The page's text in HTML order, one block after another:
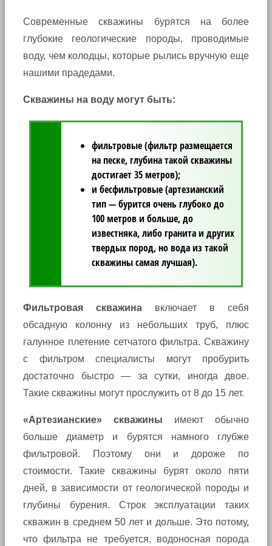
Современные скважины бурятся на более
глубокие геологические породы, проводимые
воду, чем колодцы, которые рылись вручную еще
нашими прадедами.
Скважины на воду могут быть:
фильтровые (фильтр размещается
на песке, глубина такой скважины
достигает 35 метров);
и бесфильтровые (артезианский
тип — бурится очень глубоко до
100 метров и больше, до
известняка, либо гранита и других
твердых пород, но вода из такой
скважины самая лучшая).
Фильтровая скважина включает в себя
обсадную колонну из небольших труб, плюс
галунное плетение сетчатого фильтра. Скважину
с фильтром специалисты могут пробурить
достаточно быстро — за сутки, иногда двое.
Такие скважины могут прослужить от 8 до 15 лет.
«Артезианские» скважины имеют обычно
больше диаметр и бурятся намного глубже
фильтровой. Поэтому они и дороже по
стоимости. Такие скважины бурят около пяти
дней, в зависимости от геологической породы и
глубины бурения. Строк эксплуатации таких
скважин в среднем 50 лет и дольше. Это потому,
что фильтра не требуется, водоносная порода